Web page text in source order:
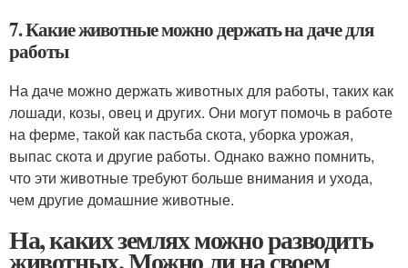
7. Какие животные можно держать на даче для
работы
На даче можно держать животных для работы, таких как
лошади, козы, овец и других. Они могут помочь в работе
на ферме, такой как пастьба скота, уборка урожая,
выпас скота и другие работы. Однако важно помнить,
что эти животные требуют больше внимания и ухода,
чем другие домашние животные.
На, каких землях можно разводить